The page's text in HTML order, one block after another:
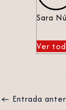
Sara
Ver
← Entrada